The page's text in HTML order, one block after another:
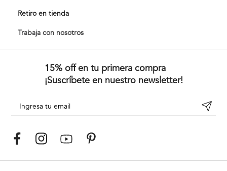
Retiro en tienda
Trabaja con nosotros
15% off en tu primera compra
¡Suscríbete en nuestro newsletter!